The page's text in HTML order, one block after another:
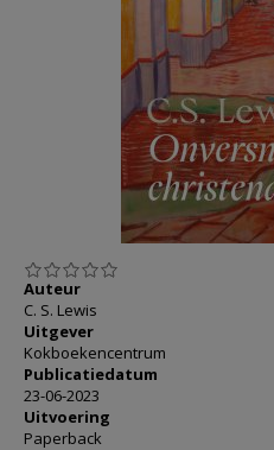
AANMELDEN OF
Auteur
C. S. Lewis
Uitgever
Kokboekencentrum
Publicatiedatum
23-06-2023
Uitvoering
Paperback